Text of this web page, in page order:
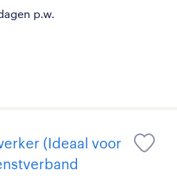
p.w.
(Ideaal voor